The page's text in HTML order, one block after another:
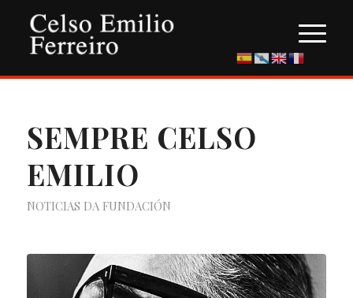
SEMPRE CELSO
EMILIO
NOTICIAS DA FUNDACIÓN